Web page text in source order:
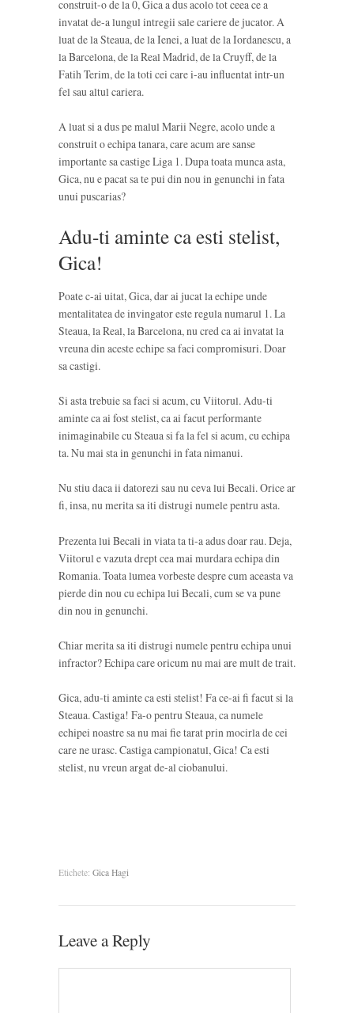
construit-o de la 0, Gica a dus acolo tot ceea ce a
invatat de-a lungul intregii sale cariere de jucator. A
luat de la Steaua, de la Ienei, a luat de la Iordanescu, a
la Barcelona, de la Real Madrid, de la Cruyff, de la
Fatih Terim, de la toti cei care i-au influentat intr-un
fel sau altul cariera.
A luat si a dus pe malul Marii Negre, acolo unde a
construit o echipa tanara, care acum are sanse
importante sa castige Liga 1. Dupa toata munca asta,
Gica, nu e pacat sa te pui din nou in genunchi in fata
unui puscarias?
Adu-ti aminte ca esti stelist,
Gica!
Poate c-ai uitat, Gica, dar ai jucat la echipe unde
mentalitatea de invingator este regula numarul 1. La
Steaua, la Real, la Barcelona, nu cred ca ai invatat la
vreuna din aceste echipe sa faci compromisuri. Doar
sa castigi.
Si asta trebuie sa faci si acum, cu Viitorul. Adu-ti
aminte ca ai fost stelist, ca ai facut performante
inimaginabile cu Steaua si fa la fel si acum, cu echipa
ta. Nu mai sta in genunchi in fata nimanui.
Nu stiu daca ii datorezi sau nu ceva lui Becali. Orice ar
fi, insa, nu merita sa iti distrugi numele pentru asta.
Prezenta lui Becali in viata ta ti-a adus doar rau. Deja,
Viitorul e vazuta drept cea mai murdara echipa din
Romania. Toata lumea vorbeste despre cum aceasta va
pierde din nou cu echipa lui Becali, cum se va pune
din nou in genunchi.
Chiar merita sa iti distrugi numele pentru echipa unui
infractor? Echipa care oricum nu mai are mult de trait.
Gica, adu-ti aminte ca esti stelist! Fa ce-ai fi facut si la
Steaua. Castiga! Fa-o pentru Steaua, ca numele
echipei noastre sa nu mai fie tarat prin mocirla de cei
care ne urasc. Castiga campionatul, Gica! Ca esti
stelist, nu vreun argat de-al ciobanului.
Etichete: Gica Hagi
Leave a Reply